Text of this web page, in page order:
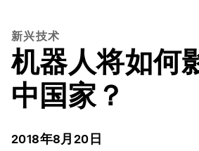
新兴技术
机器人将如何
中国家？
2018年8月20日